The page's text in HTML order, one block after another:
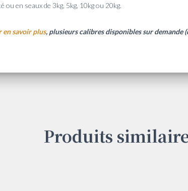
ou en seaux de 3kg, 5kg, 10kg ou 20kg.
en savoir plus, plusieurs calibres disponibles sur demande
Produits